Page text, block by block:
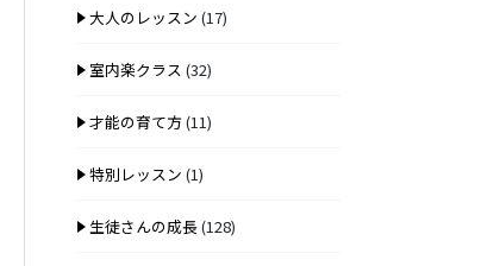
大人のレッスン (17)
室内楽クラス (32)
才能の育て方 (11)
特別レッスン (1)
生徒さんの成長(128)